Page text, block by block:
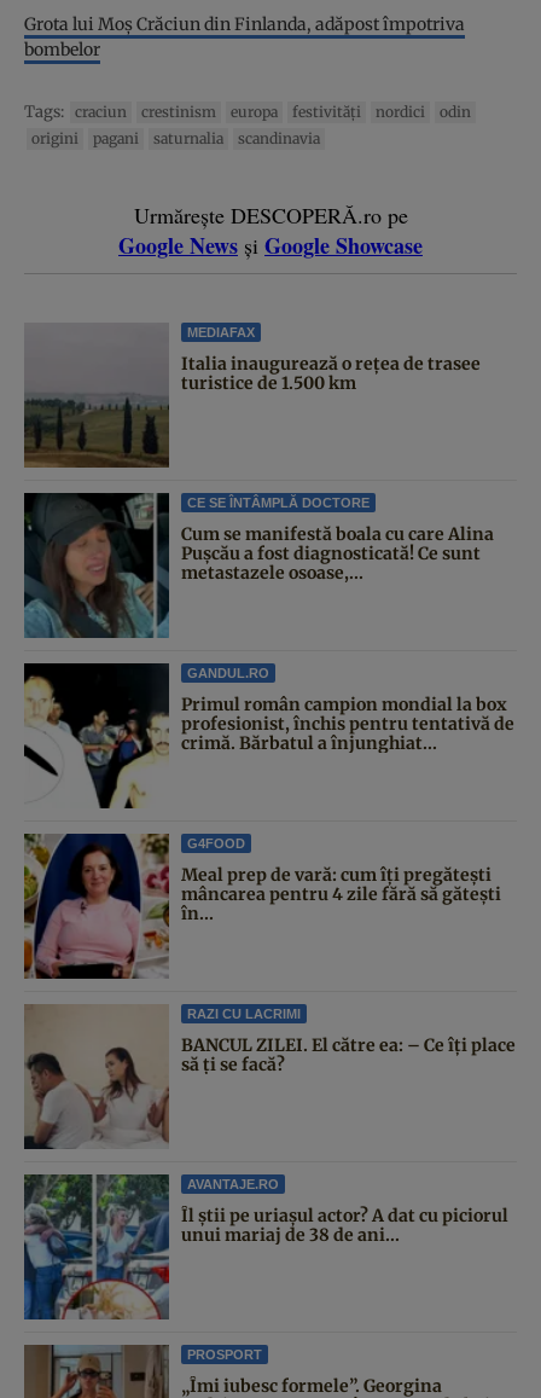
Grota lui Moș Crăciun din Finlanda, adăpost împotriva
bombelor
Tags: craciun crestinism europa festivităţi nordici
odin
origini
pagani saturnalia scandinavia
Urmărește DESCOPERĂ.ro pe
Google News și Google Showcase
MEDIAFAX
Italia inaugurează o rețea de trasee
turistice de 1.500 km
CE SE ÎNTÂMPLĂ DOCTORE
Cum se manifestă boala cu care Alina
Pușcău a fost diagnosticată! Ce sunt
metastazele osoase,...
GANDUL.RO
Primul român campion mondial la box
profesionist, închis pentru tentativă de
crimă. Bărbatul a înjunghiat...
G4FOOD
Meal prep de vară: cum îți pregătești
mâncarea pentru 4 zile fără să gătești
în...
RAZI CU LACRIMI
BANCUL ZILEI. El către ea: – Ce îți place
să ți se facă?
AVANTAJE.RO
Îl știi pe uriașul actor? A dat cu piciorul
unui mariaj de 38 de ani...
PROSPORT
„Îmi iubesc formele”. Georgina